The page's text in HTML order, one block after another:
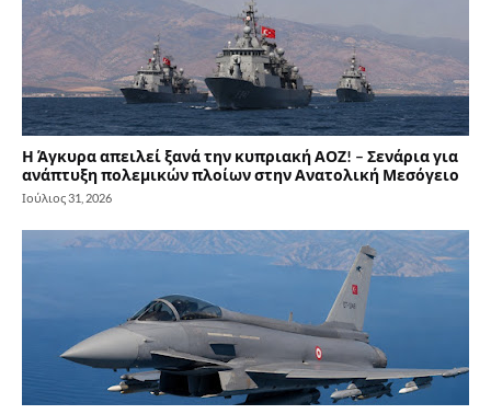
Η Άγκυρα απειλεί ξανά την κυπριακή ΑΟΖ! – Σενάρια για
ανάπτυξη πολεμικών πλοίων στην Ανατολική Μεσόγειο
Ιούλιος 31, 2026